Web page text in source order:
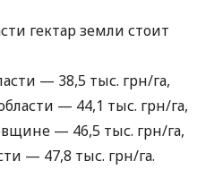
гектар земли стоит
— 38,5 тыс. грн/га,
— 44,1 тыс. грн/га,
— 46,5 тыс. грн/га,
— 47,8 тыс. грн/га.